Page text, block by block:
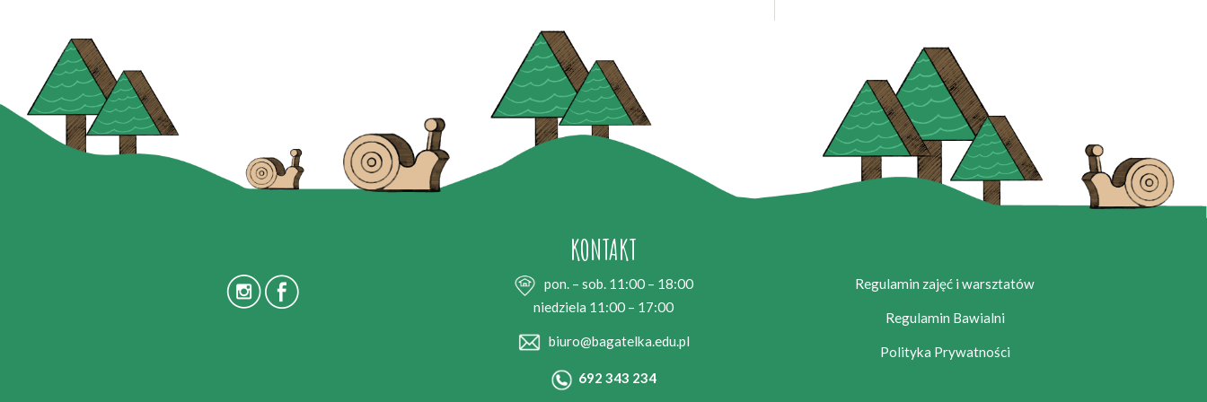
KONTAKT
pon. – sob. 11:00 – 18:00
niedziela 11:00 – 17:00
biuro@bagatelka.edu.pl
692 343 234
Regulamin zajęć i warsztatów
Regulamin Bawialni
Polityka Prywatności